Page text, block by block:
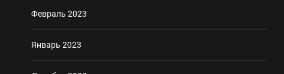
Февраль 2023
Январь 2023